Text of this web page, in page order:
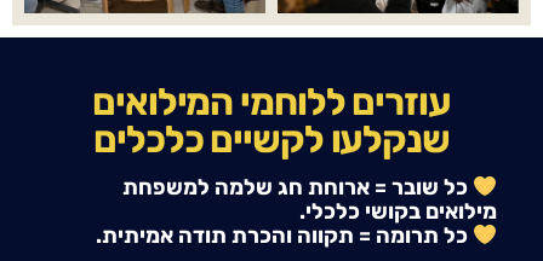
עוזרים ללוחמי המילואים
שנקלעו לקשיים כלכלים
כל שובר = ארוחת חג שלמה למשפחת
מילואים בקושי כלכלי.
כל תרומה = תקווה והכרת תודה אמיתית.